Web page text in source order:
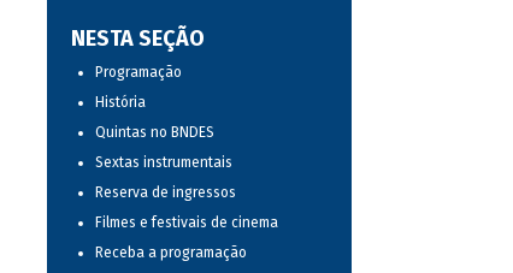
NESTA SEÇÃO
Programação
História
Quintas no BNDES
Sextas instrumentais
Reserva de ingressos
Filmes e festivais de cinema
Receba a programação